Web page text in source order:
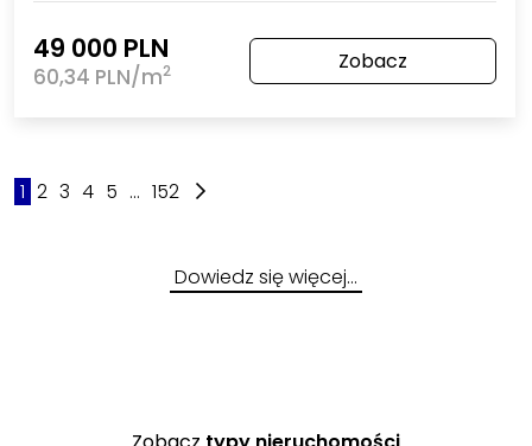
49 000 PLN
60,34 PLN/m2 Zobacz
1 2 3 4 5 ... 152
Dowiedz się więcej…